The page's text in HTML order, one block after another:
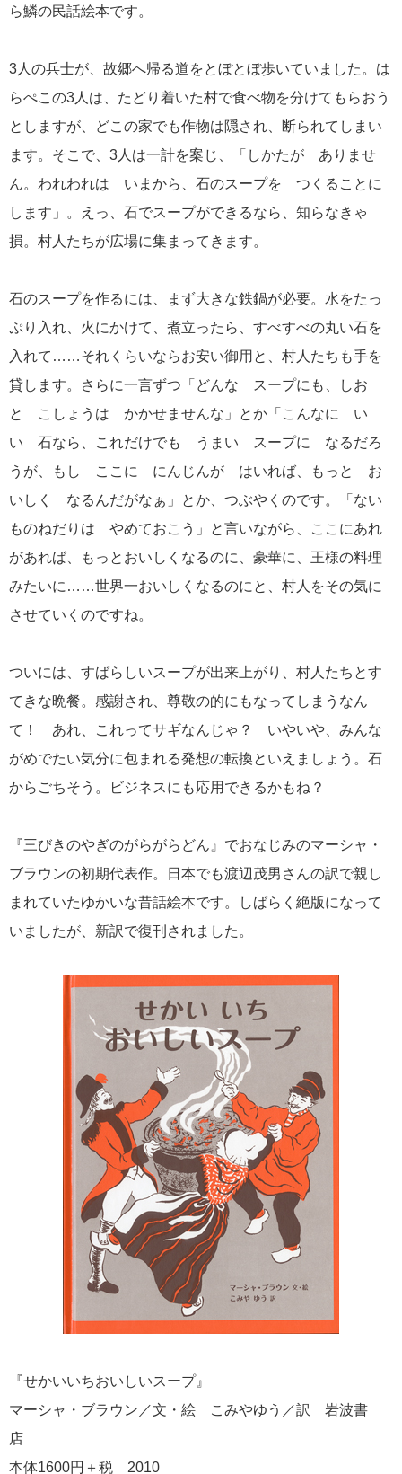
ら鱗の民話絵本です。
3人の兵士が、故郷へ帰る道をとぼとぼ歩いていました。は
らぺこの3人は、たどり着いた村で食べ物を分けてもらおう
としますが、どこの家でも作物は隠され、断られてしまい
ます。そこで、3人は一計を案じ、「しかたが ありませ
ん。われわれは いまから、石のスープを つくることに
します」。えっ、石でスープができるなら、知らなきゃ
損。村人たちが広場に集まってきます。
石のスープを作るには、まず大きな鉄鍋が必要。水をたっ
ぷり入れ、火にかけて、煮立ったら、すべすべの丸い石を
入れて……それくらいならお安い御用と、村人たちも手を
貸します。さらに一言ずつ「どんな スープにも、しお
と こしょうは かかせませんな」とか「こんなに い
い 石なら、これだけでも うまい スープに なるだろ
うが、もし ここに にんじんが はいれば、もっと お
いしく なるんだがなぁ」とか、つぶやくのです。「ない
ものねだりは やめておこう」と言いながら、ここにあれ
があれば、もっとおいしくなるのに、豪華に、王様の料理
みたいに……世界一おいしくなるのにと、村人をその気に
させていくのですね。
ついには、すばらしいスープが出来上がり、村人たちとす
てきな晩餐。感謝され、尊敬の的にもなってしまうなん
て！ あれ、これってサギなんじゃ？ いやいや、みんな
がめでたい気分に包まれる発想の転換といえましょう。石
からごちそう。ビジネスにも応用できるかもね？
『三びきのやぎのがらがらどん』でおなじみのマーシャ・
ブラウンの初期代表作。日本でも渡辺茂男さんの訳で親し
まれていたゆかいな昔話絵本です。しばらく絶版になって
いましたが、新訳で復刊されました。
『せかいいちおいしいスープ』
マーシャ・ブラウン／文・絵 こみやゆう／訳 岩波書
店
本体1600円＋税 2010